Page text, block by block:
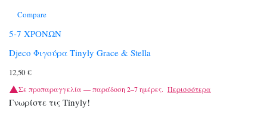
Compare
5-7 ΧΡΟΝΩΝ
Djeco Φιγούρα Tinyly Grace & Stella
12,50 €
Σε προπαραγγελία — παράδοση 2–7 ημέρες. Περισσότερα
Γνωρίστε τις Tinyly!